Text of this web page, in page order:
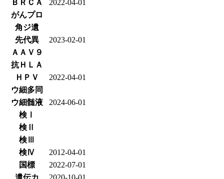
ＢＲＣＡ
2022-04-01
がんプロ
角ジ遺
先代異
2023-02-01
ＡＡＶ９
抗ＨＬＡ
ＨＰＶ
2022-04-01
ウ細多同
ウ細髄液
2024-06-01
検Ⅰ
検Ⅱ
検Ⅲ
検Ⅳ
2012-04-01
国標
2022-07-01
遺伝カ
2020-10-01